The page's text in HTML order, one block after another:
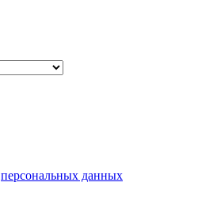
персональных данных